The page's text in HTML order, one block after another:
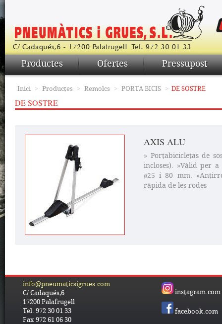
Productes Ofertes Pressupost
Inici > Productes > Remolcs > PORTA BICIS > DE SOSTRE
DE SOSTRE
AXIS ALU
» Portabicicletas de
incloses). »Vàlid per
ø25 i 80 mm.
ràpida de les rodes
info@pneumaticsigrues.com
C/ Cadaqués,6
17200 Palafrugell
Tel. 972 30 01 33
Fax 972 61 06 30
instagram.com
facebook.com